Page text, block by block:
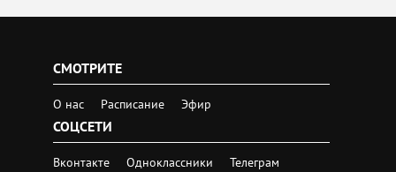
СМОТРИТЕ
О нас Расписание Эфир
СОЦСЕТИ
Вконтакте Одноклассники Телеграм